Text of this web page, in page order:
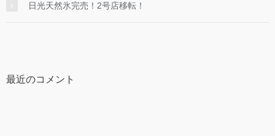
日光天然氷完売！2号店移転！
最近のコメント